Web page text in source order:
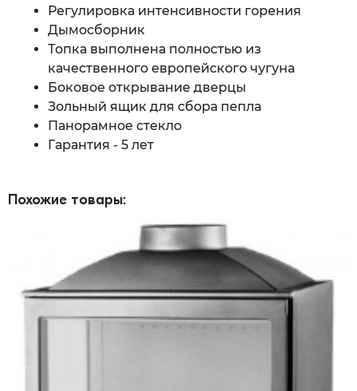
Регулировка интенсивности горения
Дымосборник
Топка выполнена полностью из
качественного европейского чугуна
Боковое открывание дверцы
Зольный ящик для сбора пепла
Панорамное стекло
Гарантия - 5 лет
Похожие товары: